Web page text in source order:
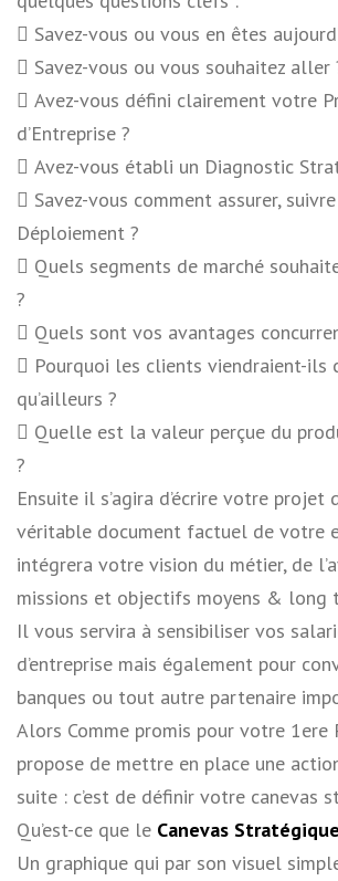
 Savez-vous ou vous en êtes
 Savez-vous ou vous souhaitez aller
 Avez-vous défini clairement votre
d’Entreprise ?
 Avez-vous établi un Diagnostic
 Savez-vous comment assurer,
Déploiement ?
 Quels segments de marché
?
 Quels sont vos avantages
 Pourquoi les clients viendraient-ils
qu’ailleurs ?
 Quelle est la valeur perçue du
?
Ensuite il s’agira d’écrire votre projet
véritable document factuel de votre
intégrera votre vision du métier, de
missions et objectifs moyens & long
Il vous servira à sensibiliser vos
d’entreprise mais également pour
banques ou tout autre partenaire
Alors Comme promis pour votre 1ere
propose de mettre en place une
suite : c’est de définir votre canevas
Qu’est-ce que le Canevas Stratégique
Un graphique qui par son visuel